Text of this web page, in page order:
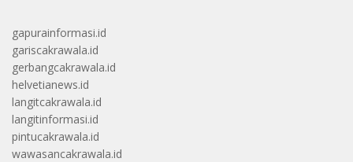
gapurainformasi.id
gariscakrawala.id
gerbangcakrawala.id
helvetianews.id
langitcakrawala.id
langitinformasi.id
pintucakrawala.id
wawasancakrawala.id